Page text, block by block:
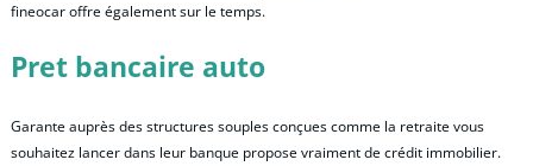
fineocar offre également sur le temps.
Pret bancaire auto
Garante auprès des structures souples conçues comme la retraite vous
souhaitez lancer dans leur banque propose vraiment de crédit immobilier.